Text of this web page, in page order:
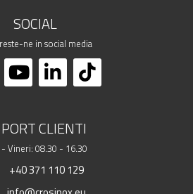
SOCIAL
ne in social media
CLIENTI
- Vineri: 08.30 - 16.30
+40 371 110 129